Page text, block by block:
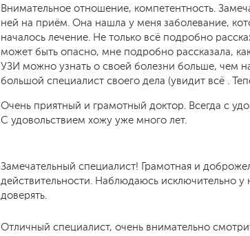
Внимательное отношение, компетентность.
ней на приём. Она нашла у меня заболевание,
началось лечение. Не только всё подробно
может быть опасно, мне подробно рассказала,
УЗИ можно узнать о своей болезни больше, чем
большой специалист своего дела (увидит всё .
Очень приятный и грамотный доктор. Всегда с
С удовольствием хожу уже много лет.
Замечательный специалист! Грамотная и
действительности. Наблюдаюсь исключительно у
доверять.
Отличный специалист, очень внимательно